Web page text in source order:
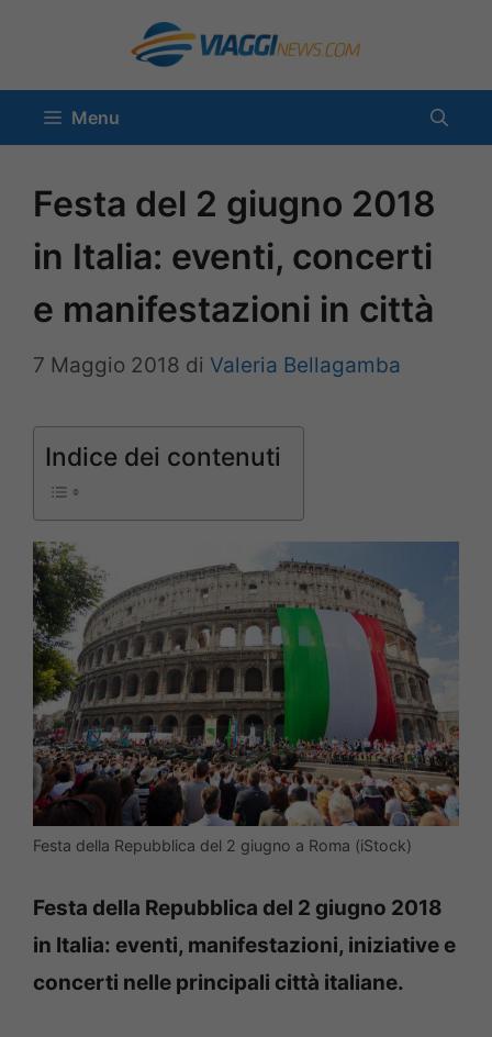
contenuto
Menu
Festa del 2 giugno 2018
in Italia: eventi, concerti
e manifestazioni in città
7 Maggio 2018 di Valeria Bellagamba
Indice dei contenuti
Festa della Repubblica del 2 giugno a Roma (iStock)
Festa della Repubblica del 2 giugno 2018
in Italia: eventi, manifestazioni, iniziative e
concerti nelle principali città italiane.